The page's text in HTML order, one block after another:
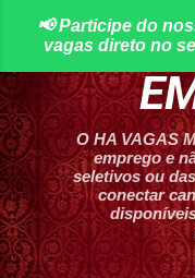
Pular
HA
O HA VAGAS
emprego e
seletivos ou
conectar
📢 Participe do
vagas direto no